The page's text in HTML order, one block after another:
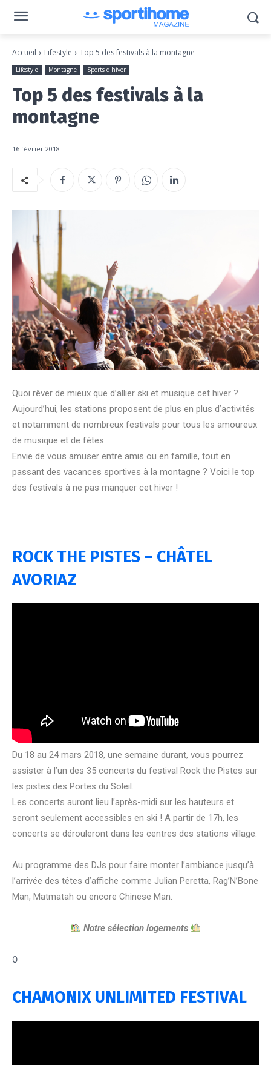
Accueil Lifestyle Top 5 des festivals à la montagne
Lifestyle Montagne Sports d'hiver
Top 5 des festivals à la
montagne
16 février 2018
Quoi rêver de mieux que d’allier ski et musique cet hiver ?
Aujourd’hui, les stations proposent de plus en plus d’activités
et notamment de nombreux festivals pour tous les amoureux
de musique et de fêtes.
Envie de vous amuser entre amis ou en famille, tout en
passant des vacances sportives à la montagne ? Voici le top
des festivals à ne pas manquer cet hiver !
ROCK THE PISTES – CHÂTEL
AVORIAZ
Du 18 au 24 mars 2018, une semaine durant, vous pourrez
assister à l’un des 35 concerts du festival Rock the Pistes sur
les pistes des Portes du Soleil.
Les concerts auront lieu l’après-midi sur les hauteurs et
seront seulement accessibles en ski ! A partir de 17h, les
concerts se dérouleront dans les centres des stations village.
Au programme des DJs pour faire monter l’ambiance jusqu’à
l’arrivée des têtes d’affiche comme Julian Peretta, Rag’N’Bone
Man, Matmatah ou encore Chinese Man.
Notre sélection logements
0
CHAMONIX UNLIMITED FESTIVAL